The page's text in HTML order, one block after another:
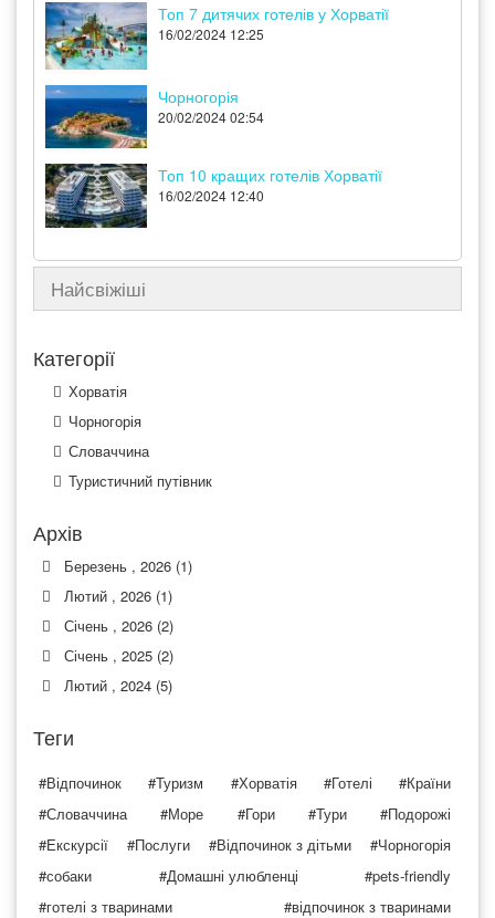
Топ 7 дитячих готелів у Хорватії
16/02/2024 12:25
Чорногорія
20/02/2024 02:54
Топ 10 кращих готелів Хорватії
16/02/2024 12:40
Найсвіжіші
Категорії
Хорватія
Чорногорія
Словаччина
Туристичний путівник
Архів
Березень , 2026 (1)
Лютий , 2026 (1)
Січень , 2026 (2)
Січень , 2025 (2)
Лютий , 2024 (5)
Теги
#Відпочинок #Туризм #Хорватія #Готелі
#Країни
#Словаччина
#Море #Гори #Тури
#Подорожі
#Екскурсії
#Послуги #Відпочинок з дітьми
#Чорногорія
#собаки
#Домашні улюбленці
#pets-friendly
#готелі з тваринами
#відпочинок з тваринами